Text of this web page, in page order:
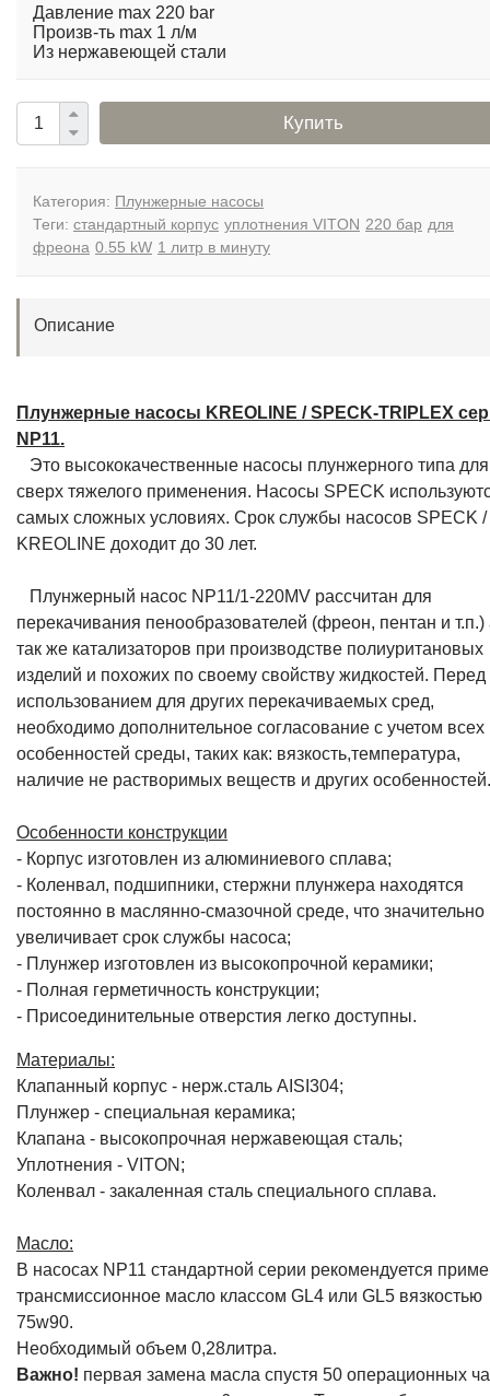
Давление max 220 bar
Произв-ть max 1 л/м
Из нержавеющей стали
Купить
Категория: Плунжерные насосы
Теги: стандартный корпус уплотнения VITON 220 бар для
фреона 0.55 kW 1 литр в минуту
Описание
Плунжерные насосы KREOLINE / SPECK-TRIPLEX
NP11.
Это высококачественные насосы плунжерного типа для
сверх тяжелого применения. Насосы SPECK
самых сложных условиях. Срок службы насосов SPECK /
KREOLINE доходит до 30 лет.
Плунжерный насос NP11/1-220MV рассчитан для
перекачивания пенообразователей (фреон, пентан и т.п.)
так же катализаторов при производстве полиуритановых
изделий и похожих по своему свойству жидкостей. Перед
использованием для других перекачиваемых сред,
необходимо дополнительное согласование с учетом всех
особенностей среды, таких как: вязкость,температура,
наличие не растворимых веществ и других особенностей.
Особенности конструкции
- Корпус изготовлен из алюминиевого сплава;
- Коленвал, подшипники, стержни плунжера находятся
постоянно в маслянно-смазочной среде, что значительно
увеличивает срок службы насоса;
- Плунжер изготовлен из высокопрочной керамики;
- Полная герметичность конструкции;
- Присоединительные отверстия легко доступны.
Материалы:
Клапанный корпус - нерж.сталь AISI304;
Плунжер - специальная керамика;
Клапана - высокопрочная нержавеющая сталь;
Уплотнения - VITON;
Коленвал - закаленная сталь специального сплава.
Масло:
В насосах NP11 стандартной серии рекомендуется
трансмиссионное масло классом GL4 или GL5 вязкостью
75w90.
Необходимый объем 0,28литра.
Важно! первая замена масла спустя 50 операционных